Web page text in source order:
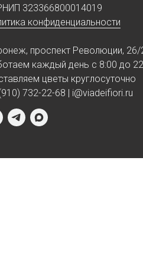
323366800014019
конфиденциальности
проспект Революции, 26/
каждый день с 8:00 до
цветы круглосуточно
732-22-68 | i@viadeifiori.ru